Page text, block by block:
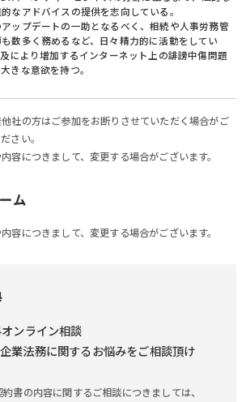
なアドバイスの提供を志向している。
ップデートの一助となるべく、相続や人事労務管
数多く務めるなど、日々精力的に活動をしてい
により増加するインターネット上の誹謗中傷問題
きな意欲を持つ。
社の方はご参加をお断りさせていただく場合がご
さい。
容につきまして、変更する場合がございます。
ム
容につきまして、変更する場合がございます。
ンライン相談
業法務に関するお悩みをご相談頂け
書の内容に関するご相談につきましては、